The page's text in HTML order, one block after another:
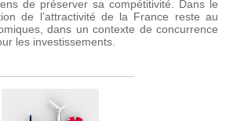
de préserver sa compétitivité. Dans le
de l’attractivité de la France reste au
dans un contexte de concurrence
les investissements.